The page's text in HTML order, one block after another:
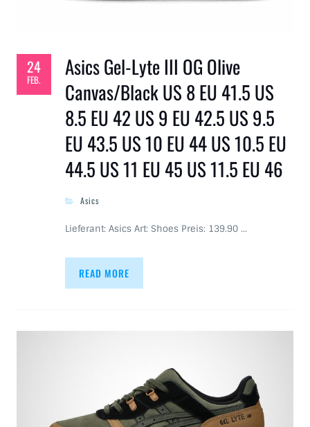
24
FEB.
Asics Gel-Lyte III OG Olive
Canvas/Black US 8 EU 41.5 US
8.5 EU 42 US 9 EU 42.5 US 9.5
EU 43.5 US 10 EU 44 US 10.5 EU
44.5 US 11 EU 45 US 11.5 EU 46
Asics
Lieferant: Asics Art: Shoes Preis: 139.90 …
READ MORE